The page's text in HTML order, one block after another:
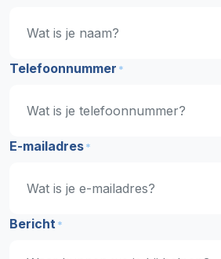
Telefoonnummer *
E-mailadres*
Bericht*